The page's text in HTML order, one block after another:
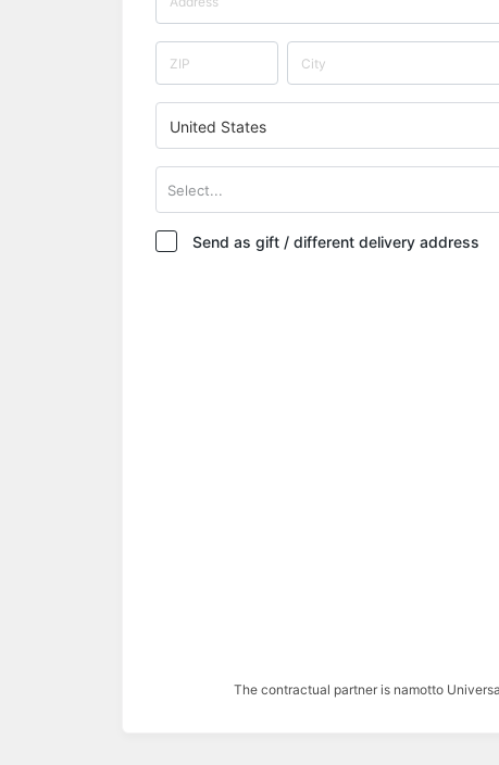
United States
Select...
Send as gift / different delivery address
The contractual partner is namotto